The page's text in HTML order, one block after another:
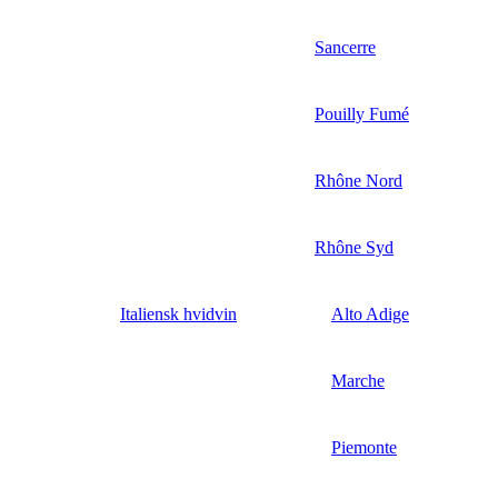
Sancerre
Pouilly Fumé
Rhône Nord
Rhône Syd
Italiensk hvidvin Alto Adige
Marche
Piemonte